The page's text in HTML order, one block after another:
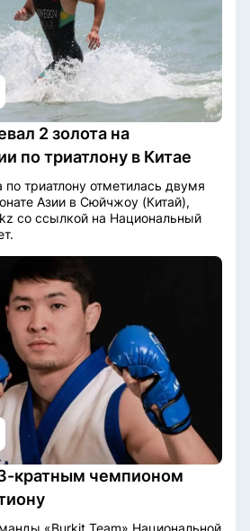
2 золота на
по триатлону в Китае
триатлону отметилась двумя
Азии в Сюйчжоу (Китай),
со ссылкой на Национальный
кратным чемпионом
«Burkit Team» Национальной